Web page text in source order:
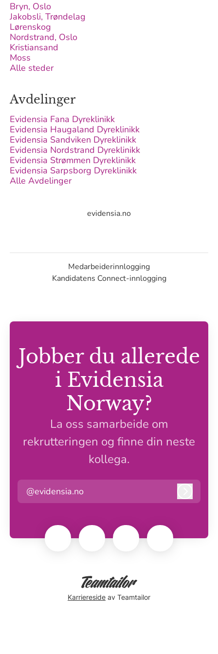
Bryn, Oslo
Jakobsli, Trøndelag
Lørenskog
Nordstrand, Oslo
Kristiansand
Moss
Alle steder
Avdelinger
Evidensia Fana Dyreklinikk
Evidensia Haugaland Dyreklinikk
Evidensia Sandviken Dyreklinikk
Evidensia Nordstrand Dyreklinikk
Evidensia Strømmen Dyreklinikk
Evidensia Sarpsborg Dyreklinikk
Alle Avdelinger
evidensia.no
Medarbeiderinnlogging
Kandidatens Connect-innlogging
Jobber du allerede
i Evidensia
Norway?
La oss samarbeide om
rekrutteringen og finne din neste
kollega.
@evidensia.no
Karriereside av Teamtailor